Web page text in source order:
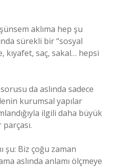
aklıma hep şu
sürekli bir “sosyal
kıyafet, saç, sakal… hepsi
da aslında sadece
kurumsal yapılar
ilgili daha büyük
şu: Biz çoğu zaman
aslında anlamı ölçmeye